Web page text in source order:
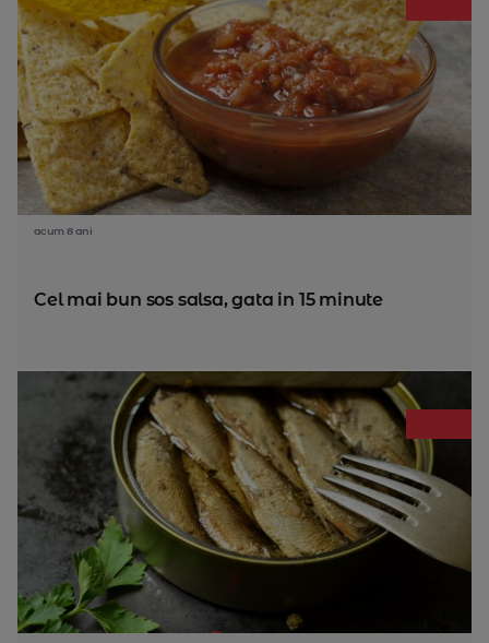
acum 8 ani
Cel mai bun sos salsa, gata in 15 minute